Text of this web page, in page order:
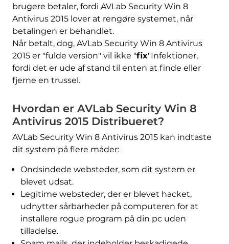
brugere betaler, fordi AVLab Security Win 8
Antivirus 2015 lover at rengøre systemet, når
betalingen er behandlet.
Når betalt, dog, AVLab Security Win 8 Antivirus
2015 er "fulde version" vil ikke "fix"Infektioner,
fordi det er ude af stand til enten at finde eller
fjerne en trussel.
Hvordan er AVLab Security Win 8
Antivirus 2015 Distribueret?
AVLab Security Win 8 Antivirus 2015 kan indtaste
dit system på flere måder:
Ondsindede websteder, som dit system er
blevet udsat.
Legitime websteder, der er blevet hacket,
udnytter sårbarheder på computeren for at
installere rogue program på din pc uden
tilladelse.